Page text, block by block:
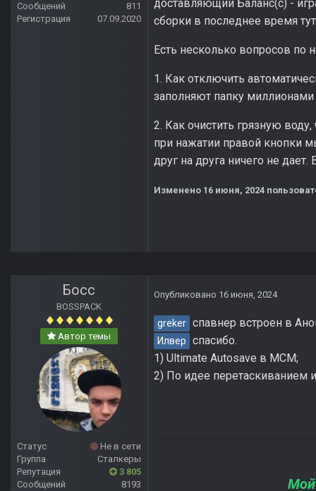
Сообщений
811
Регистрация
07.09.2020
доставляющий Баланс(с) -
сборки в последнее время
Есть несколько вопросов по
1. Как отключить
заполняют папку миллионами
2. Как очистить грязную
при нажатии правой кнопки
друг на друга ничего не
Изменено 16 июня, 2024
Босс
BOSSPACK
Автор темы
Статус
Не в сети
Группа
Сталкеры
Репутация
3 805
Сообщений
8193
Опубликовано 16 июня, 2024
greker спавнер встроен в
Илвер спасибо.
1) Ultimate Autosave в МСМ;
2) По идее перетаскиванием